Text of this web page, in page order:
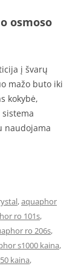
osmoso
į švarų
mažo buto iki
kokybė,
naudojama
,aquaphor
ro 101s,
ro 206s,
s1000 kaina,
kaina,